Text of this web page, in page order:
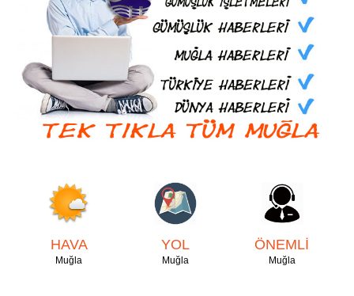
HAVA
Muğla
YOL
Muğla
ÖNEMLİ
Muğla